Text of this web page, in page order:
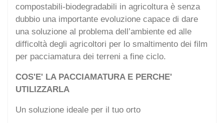
compostabili-biodegradabili in agricoltura è senza
dubbio una importante evoluzione capace di dare
una soluzione al problema dell’ambiente ed alle
difficoltà degli agricoltori per lo smaltimento dei film
per pacciamatura dei terreni a fine ciclo.
COS'E' LA PACCIAMATURA E PERCHE'
UTILIZZARLA
Un soluzione ideale per il tuo orto